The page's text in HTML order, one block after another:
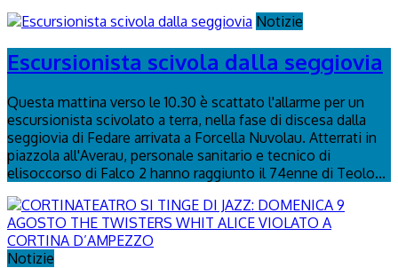
Notizie
Escursionista scivola dalla seggiovia
Questa mattina verso le 10.30 è scattato l'allarme per un
escursionista scivolato a terra, nella fase di discesa dalla
seggiovia di Fedare arrivata a Forcella Nuvolau. Atterrati in
piazzola all'Averau, personale sanitario e tecnico di
elisoccorso di Falco 2 hanno raggiunto il 74enne di Teolo...
Notizie